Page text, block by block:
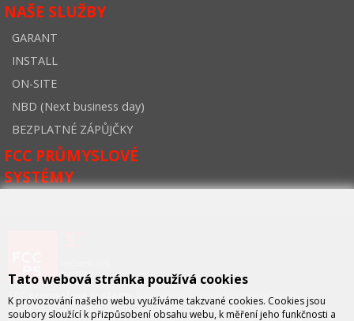
NAŠE SLUŽBY
GARANT
INSTALL
ON-SITE
NBD (Next business day)
BEZPLATNÉ ZÁPŮJČKY
FCC PRŮMYSLOVÉ
SYSTÉMY
FCC průmyslové systémy
je technicko – obchodní společností,
zastupující významné výrobce v oblasti průmyslové automatizace a
Tato webová stránka používá cookies
K provozování našeho webu využíváme takzvané cookies. Cookies jsou
soubory sloužící k přizpůsobení obsahu webu, k měření jeho funkčnosti a